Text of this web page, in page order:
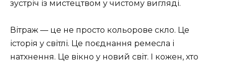
зустріч із мистецтвом у чистому вигляді.
Вітраж — це не просто кольорове скло. Це
історія у світлі. Це поєднання ремесла і
натхнення. Це вікно у новий світ. І кожен, хто